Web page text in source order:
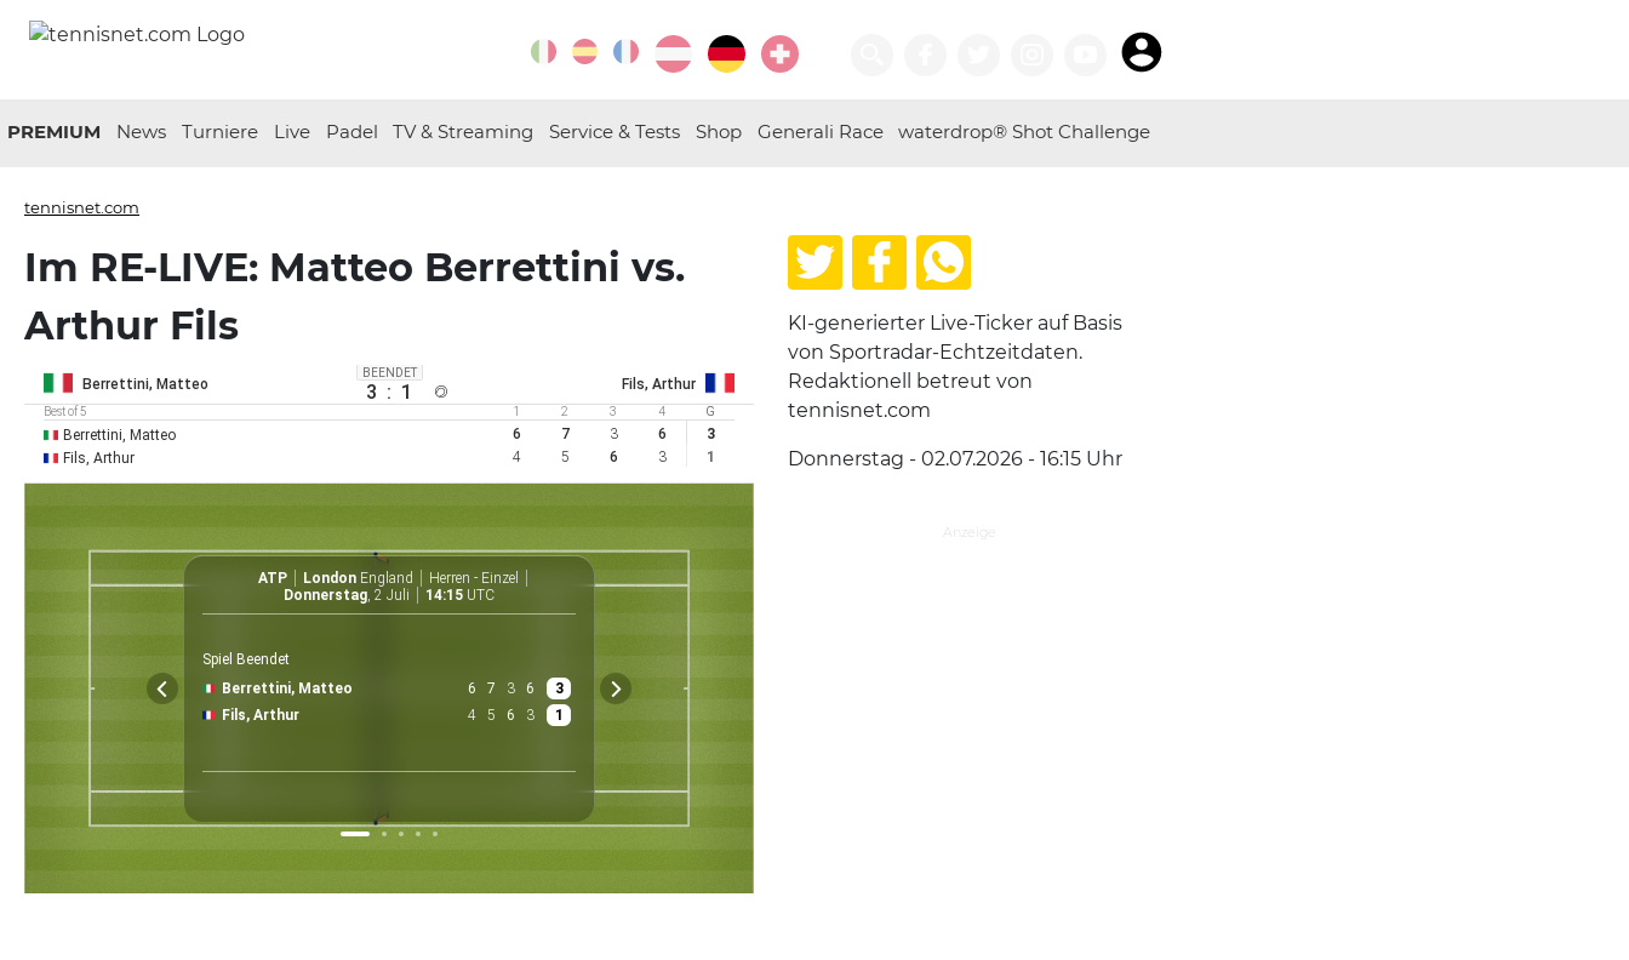
PREMIUM News Turniere Live Padel TV & Streaming Service & Tests Shop Generali Race waterdrop® Shot Challenge
tennisnet.com
Im RE-LIVE: Matteo Berrettini vs.
Arthur Fils
Berrettini, Matteo
BEENDET
3 : 1 Fils, Arthur
Best of 5 1 2 3 4 G
Berrettini, Matteo 6 7 3 6
3
Fils, Arthur
4 5 6 3 1
ATP London England
Herren - Einzel
Donnerstag, 2 Juli 14:15 UTC
Spiel Beendet
Berrettini, Matteo
6 7 3 6
3
Fils, Arthur
4 5 6 3 1
£ 30 060 000
KI-generierter Live-Ticker auf Basis
von Sportradar-Echtzeitdaten.
Redaktionell betreut von
tennisnet.com
Donnerstag - 02.07.2026 - 16:15 Uhr